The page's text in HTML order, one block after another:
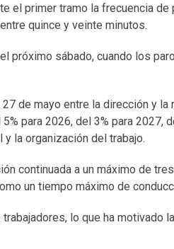
el primer tramo la frecuencia
quince y veinte minutos.
próximo sábado, cuando los
de mayo entre la dirección y
para 2026, del 3% para 2027,
la organización del trabajo.
continuada a un máximo de
un tiempo máximo de
lo que ha motivado